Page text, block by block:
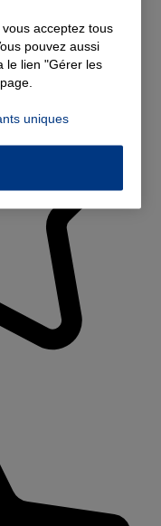
acceptez tous
pouvez aussi
le lien "Gérer les
uniques